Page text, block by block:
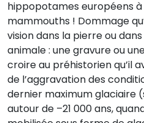
hippopotames européens
mammouths ! Dommage
vision dans la pierre ou
animale : une gravure ou
croire au préhistorien qu’il
de l’aggravation des
dernier maximum glaciaire
autour de –21 000 ans,